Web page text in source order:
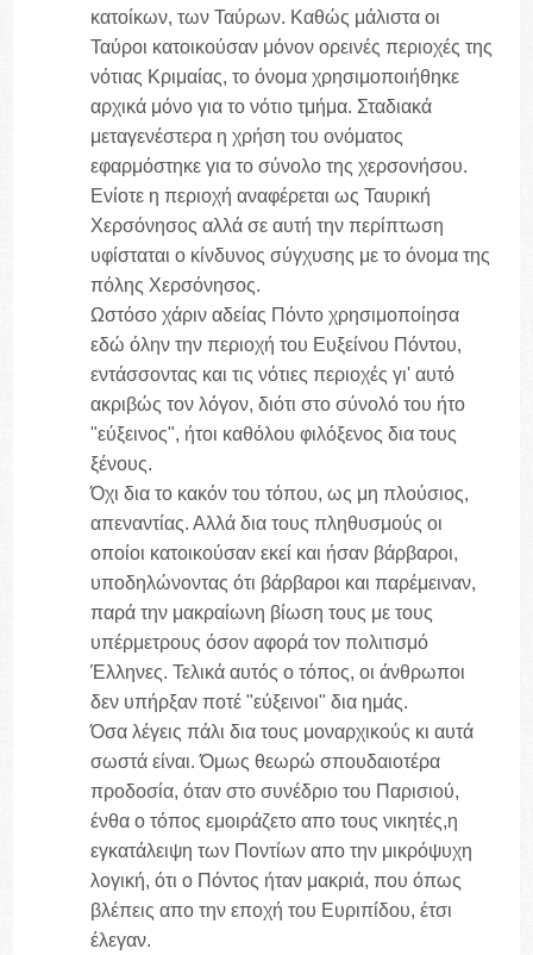
κατοίκων, των Ταύρων. Καθώς μάλιστα οι
Ταύροι κατοικούσαν μόνον ορεινές περιοχές της
νότιας Κριμαίας, το όνομα χρησιμοποιήθηκε
αρχικά μόνο για το νότιο τμήμα. Σταδιακά
μεταγενέστερα η χρήση του ονόματος
εφαρμόστηκε για το σύνολο της χερσονήσου.
Ενίοτε η περιοχή αναφέρεται ως Ταυρική
Χερσόνησος αλλά σε αυτή την περίπτωση
υφίσταται ο κίνδυνος σύγχυσης με το όνομα της
πόλης Χερσόνησος.
Ωστόσο χάριν αδείας Πόντο χρησιμοποίησα
εδώ όλην την περιοχή του Ευξείνου Πόντου,
εντάσσοντας και τις νότιες περιοχές γι' αυτό
ακριβώς τον λόγον, διότι στο σύνολό του ήτο
"εύξεινος", ήτοι καθόλου φιλόξενος δια τους
ξένους.
Όχι δια το κακόν του τόπου, ως μη πλούσιος,
απεναντίας. Αλλά δια τους πληθυσμούς οι
οποίοι κατοικούσαν εκεί και ήσαν βάρβαροι,
υποδηλώνοντας ότι βάρβαροι και παρέμειναν,
παρά την μακραίωνη βίωση τους με τους
υπέρμετρους όσον αφορά τον πολιτισμό
Έλληνες. Τελικά αυτός ο τόπος, οι άνθρωποι
δεν υπήρξαν ποτέ "εύξεινοι" δια ημάς.
Όσα λέγεις πάλι δια τους μοναρχικούς κι αυτά
σωστά είναι. Όμως θεωρώ σπουδαιοτέρα
προδοσία, όταν στο συνέδριο του Παρισιού,
ένθα ο τόπος εμοιράζετο απο τους νικητές,η
εγκατάλειψη των Ποντίων απο την μικρόψυχη
λογική, ότι ο Πόντος ήταν μακριά, που όπως
βλέπεις απο την εποχή του Ευριπίδου, έτσι
έλεγαν.